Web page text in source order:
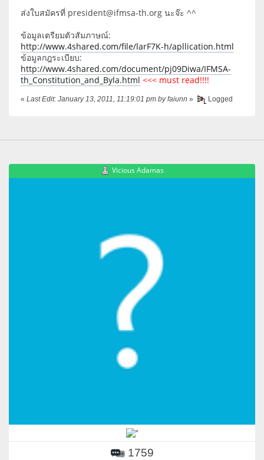
ส่งใบสมัครที่ president@ifmsa-th.org นะจ๊ะ ^^
ข้อมูลเตรียมตัวสัมภาษณ์:
http://www.4shared.com/file/larF7K-h/apllication.html
ข้อมูลกฎระเบียบ:
http://www.4shared.com/document/pj09Diwa/IFMSA-
th_Constitution_and_Byla.html <<< must read!!!!
« Last Edit: January 13, 2011, 11:19:01 pm by faiunn » Logged
Vicious Adamas
1759